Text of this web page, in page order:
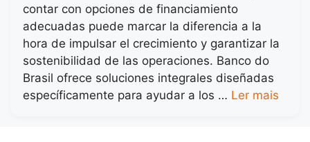
contar con opciones de financiamiento
adecuadas puede marcar la diferencia a la
hora de impulsar el crecimiento y garantizar la
sostenibilidad de las operaciones. Banco do
Brasil ofrece soluciones integrales diseñadas
específicamente para ayudar a los … Ler mais